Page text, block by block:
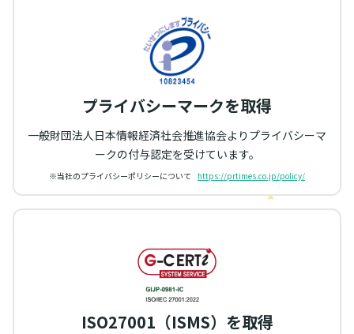
プライバシーマークを取得
一般財団法人日本情報経済社会推進協会よりプライバシーマ
ークの付与認定を受けています。
※当社のプライバシーポリシーについて https://prtimes.co.jp/policy/
ISO27001（ISMS）を取得